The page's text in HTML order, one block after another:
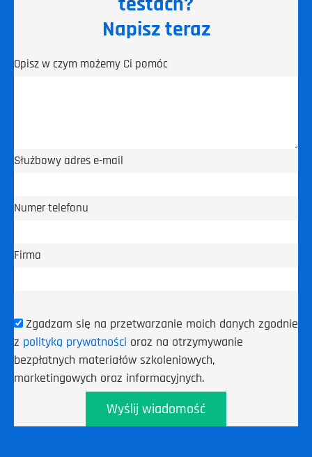
Napisz teraz
Opisz w czym możemy Ci pomóc
Służbowy adres e-mail
Numer telefonu
Firma
Zgadzam się na przetwarzanie moich danych zgodnie
z polityką prywatności oraz na otrzymywanie
bezpłatnych materiałów szkoleniowych,
marketingowych oraz informacyjnych.
Wyślij wiadomość